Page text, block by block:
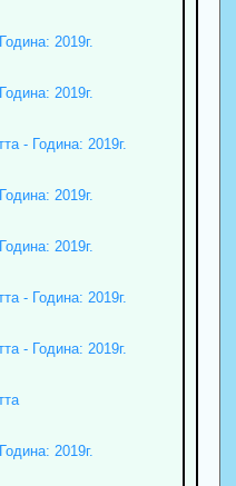
2019г.
2019г.
- Година: 2019г.
2019г.
2019г.
- Година: 2019г.
- Година: 2019г.
2019г.